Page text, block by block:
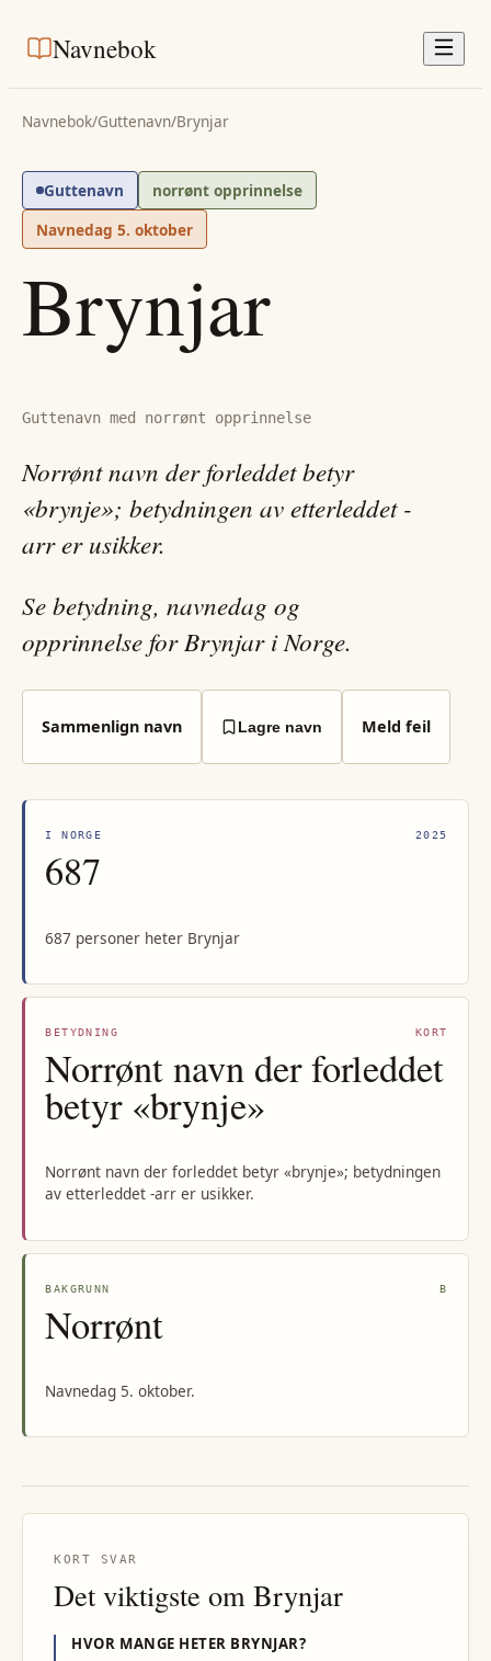
Navnebok
Navnebok/Guttenavn/Brynjar
Guttenavn
norrønt opprinnelse
Navnedag 5. oktober
Brynjar
Guttenavn med norrønt opprinnelse
Norrønt navn der forleddet betyr
«brynje»; betydningen av etterleddet -
arr er usikker.
Se betydning, navnedag og
opprinnelse for Brynjar i Norge.
Sammenlign navn Lagre navn Meld feil
I NORGE 2025
687
687 personer heter Brynjar
BETYDNING KORT
Norrønt navn der forleddet
betyr «brynje»
Norrønt navn der forleddet betyr «brynje»; betydningen
av etterleddet -arr er usikker.
BAKGRUNN B
Norrønt
Navnedag 5. oktober.
KORT SVAR
Det viktigste om Brynjar
HVOR MANGE HETER BRYNJAR?